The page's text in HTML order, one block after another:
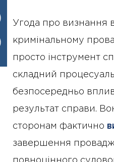
Угода про визнання
кримінальному
просто інструмент
складний
безпосередньо
результат справи.
сторонам фактично
завершення